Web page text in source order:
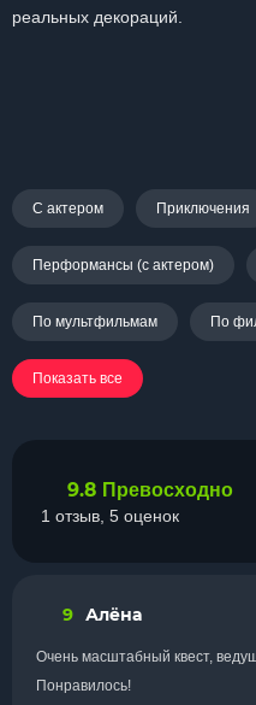
реальных декораций.
С актером Приключения
Перформансы (с актером)
По мультфильмам По
Показать все
9.8 Превосходно
1 отзыв, 5 оценок
9 Алёна
Очень масштабный квест,
Понравилось!